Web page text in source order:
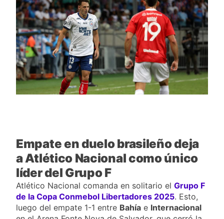
goleó 7-0 a Boyacá Chicó y es
líder de la Liga BetPlay
4 Días Ago
Vuelve la Premier League:
arranca el 21 de agosto con el
Arsenal campeón abriendo
ante el Coventry
4 Días Ago
Escándalo en Montería: el
debut de Nacional se suspendió
por disturbios cuando ganaba
3-0 a Jaguares
4 Días Ago
Empate en duelo brasileño deja
a Atlético Nacional como único
líder del Grupo F
Atlético Nacional comanda en solitario el Grupo F
de la Copa Conmebol Libertadores 2025. Esto,
luego del empate 1-1 entre Bahía e Internacional